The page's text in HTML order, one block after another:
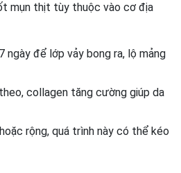
mụn thịt tùy thuộc vào cơ địa
để lớp vảy bong ra, lộ mảng
collagen tăng cường giúp da
rộng, quá trình này có thể kéo